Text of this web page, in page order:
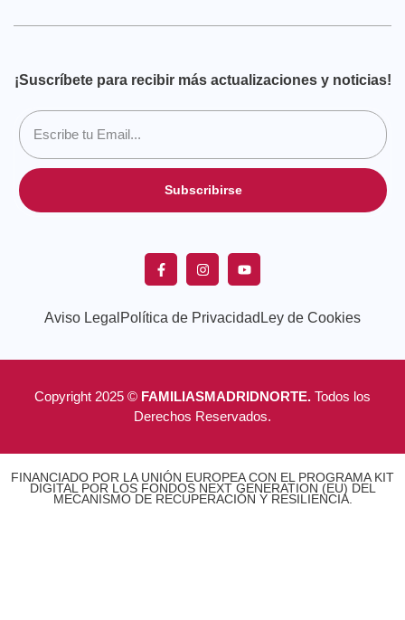
¡Suscríbete para recibir más actualizaciones y noticias!
Subscribirse
Aviso Legal Política de Privacidad Ley de Cookies
Copyright 2025 © FAMILIASMADRIDNORTE. Todos los
Derechos Reservados.
FINANCIADO POR LA UNIÓN EUROPEA CON EL PROGRAMA KIT
DIGITAL POR LOS FONDOS NEXT GENERATION (EU) DEL
MECANISMO DE RECUPERACIÓN Y RESILIENCIA.